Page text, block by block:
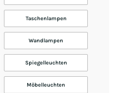
Taschenlampen
Wandlampen
Spiegelleuchten
Möbelleuchten